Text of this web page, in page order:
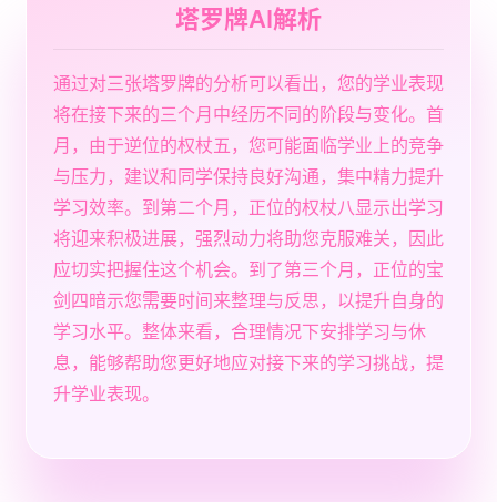
塔罗牌AI解析
通过对三张塔罗牌的分析可以看出，您的学业表现
将在接下来的三个月中经历不同的阶段与变化。首
月，由于逆位的权杖五，您可能面临学业上的竞争
与压力，建议和同学保持良好沟通，集中精力提升
学习效率。到第二个月，正位的权杖八显示出学习
将迎来积极进展，强烈动力将助您克服难关，因此
应切实把握住这个机会。到了第三个月，正位的宝
剑四暗示您需要时间来整理与反思，以提升自身的
学习水平。整体来看，合理情况下安排学习与休
息，能够帮助您更好地应对接下来的学习挑战，提
升学业表现。